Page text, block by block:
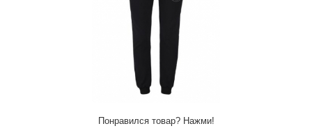
Понравился товар? Нажми!